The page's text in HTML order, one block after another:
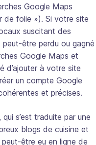
Google Maps
de folie »). Si votre site
suscitant des
être perdu ou gagné
Google Maps et
d’ajouter à votre site
un compte Google
et précises.
s’est traduite par une
blogs de cuisine et
être eu en ligne de